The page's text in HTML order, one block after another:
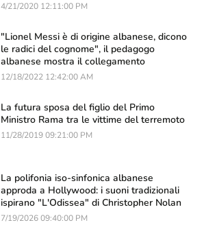
4/21/2020 12:11:00 PM
"Lionel Messi è di origine albanese, dicono
le radici del cognome", il pedagogo
albanese mostra il collegamento
12/18/2022 12:42:00 AM
La futura sposa del figlio del Primo
Ministro Rama tra le vittime del terremoto
11/28/2019 09:21:00 PM
La polifonia iso-sinfonica albanese
approda a Hollywood: i suoni tradizionali
ispirano "L'Odissea" di Christopher Nolan
7/19/2026 09:40:00 PM